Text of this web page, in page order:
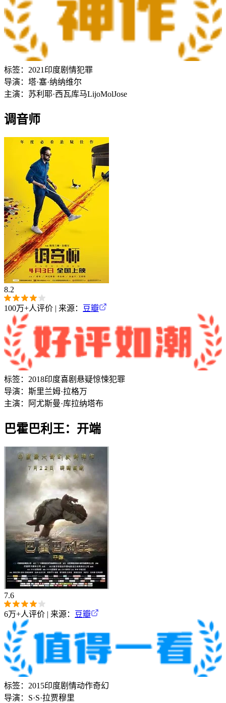
标签： 2021 印度剧情犯罪
导演： 塔·塞·纳纳维尔
主演： 苏利耶·西瓦库马LijoMolJose
调音师
8.2
100万+人评价 | 来源： 豆瓣
标签： 2018印度喜剧 悬疑惊悚犯罪
导演： 斯里兰姆·拉格万
主演：
阿尤斯曼·库拉纳塔布
巴霍巴利王：开端
7.6
6万+人评价 | 来源： 豆瓣
标签： 2015印度剧情动作奇幻
导演： S·S·拉贾穆里